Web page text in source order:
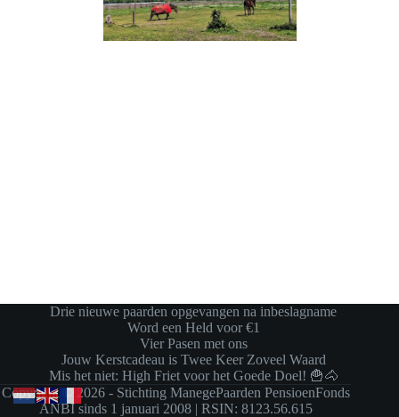
Drie nieuwe paarden opgevangen na inbeslagname
Word een Held voor €1
Vier Pasen met ons
Jouw Kerstcadeau is Twee Keer Zoveel Waard
Mis het niet: High Friet voor het Goede Doel! 🍟🐴
Copyright © 2026 - Stichting ManegePaarden PensioenFonds
ANBI sinds 1 januari 2008 | RSIN: 8123.56.615